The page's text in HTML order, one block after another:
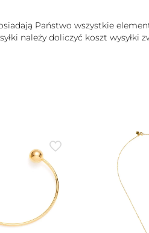
Państwo wszystkie
należy doliczyć koszt wysyłki